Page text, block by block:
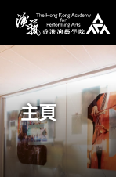
香港演藝學院
主頁